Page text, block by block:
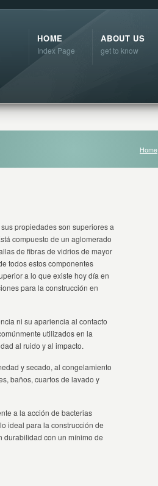
HOME
Index Page
ABOUT US
get to know
Home
propiedades son superiores a
compuesto de un aglomerado
de fibras de vidrios de mayor
todos estos componentes
a lo que existe hoy día en
para la construcción en
ni su apariencia al contacto
utilizados en la
al ruido y al impacto.
y secado, al congelamiento
baños, cuartos de lavado y
a la acción de bacterias
ideal para la construcción de
durabilidad con un mínimo de